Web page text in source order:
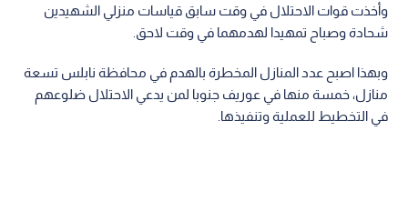
وأخذت قوات الاحتلال في وقت سابق قياسات منزلي الشهيدين
شحادة وصباح تمهيدا لهدمهما في وقت لاحق.
وبهذا اصبح عدد المنازل المخطرة بالهدم في محافظة نابلس تسعة
منازل، خمسة منها في عوريف جنوبا لمن يدعي الاحتلال ضلوعهم
في التخطيط للعملية وتنفيذها.